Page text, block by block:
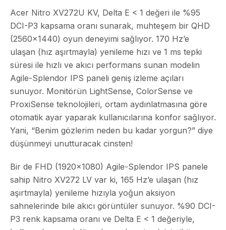
Acer Nitro XV272U KV, Delta E < 1 değeri ile %95
DCI-P3 kapsama oranı sunarak, muhteşem bir QHD
(2560x1440) oyun deneyimi sağlıyor. 170 Hz’e
ulaşan (hız aşırtmayla) yenileme hızı ve 1 ms tepki
süresi ile hızlı ve akıcı performans sunan modelin
Agile-Splendor IPS paneli geniş izleme açıları
sunuyor. Monitörün LightSense, ColorSense ve
ProxiSense teknolojileri, ortam aydınlatmasına göre
otomatik ayar yaparak kullanıcılarına konfor sağlıyor.
Yani, “Benim gözlerim neden bu kadar yorgun?” diye
düşünmeyi unutturacak cinsten!
Bir de FHD (1920×1080) Agile-Splendor IPS panele
sahip Nitro XV272 LV var ki, 165 Hz’e ulaşan (hız
aşırtmayla) yenileme hızıyla yoğun aksiyon
sahnelerinde bile akıcı görüntüler sunuyor. %90 DCI-
P3 renk kapsama oranı ve Delta E < 1 değeriyle,